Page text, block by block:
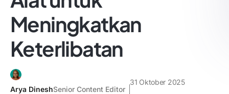
Meningkatkan
Keterlibatan
Arya DineshSenior Content Editor
31 Oktober 2025